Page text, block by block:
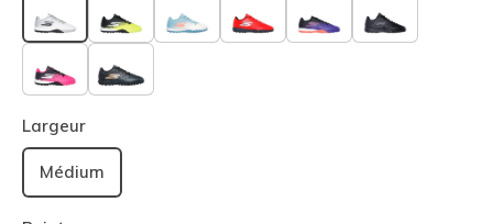
sélectionné
Largeur
Médium